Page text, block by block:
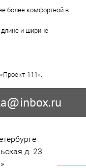
более комфортной в
и ширине
111».
д. 23